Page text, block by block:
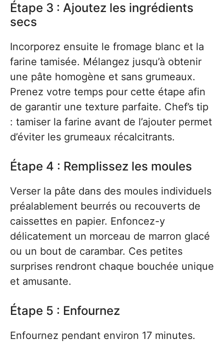
Étape 3 : Ajoutez les ingrédients
secs
Incorporez ensuite le fromage blanc et la
farine tamisée. Mélangez jusqu’à obtenir
une pâte homogène et sans grumeaux.
Prenez votre temps pour cette étape afin
de garantir une texture parfaite. Chef’s tip
: tamiser la farine avant de l’ajouter permet
d’éviter les grumeaux récalcitrants.
Étape 4 : Remplissez les moules
Verser la pâte dans des moules individuels
préalablement beurrés ou recouverts de
caissettes en papier. Enfoncez-y
délicatement un morceau de marron glacé
ou un bout de carambar. Ces petites
surprises rendront chaque bouchée unique
et amusante.
Étape 5 : Enfournez
Enfournez pendant environ 17 minutes.